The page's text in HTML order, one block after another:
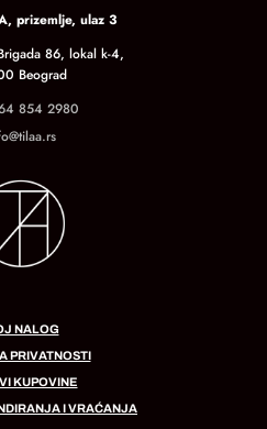
prizemlje, ulaz 3
86, lokal k-4,
Beograd
854 2980
NALOG
PRIVATNOSTI
KUPOVINE
I VRAĆANJA